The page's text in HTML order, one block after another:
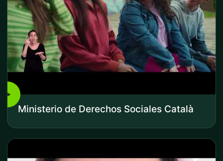
▶
Ministerio de Derechos Sociales Català